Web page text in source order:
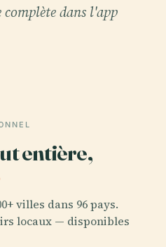
dans l'app
entière,
villes dans 96 pays.
locaux — disponibles